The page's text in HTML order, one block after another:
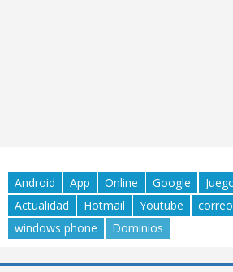
Android App Online Google
Actualidad
Hotmail Youtube
windows phone
Dominios